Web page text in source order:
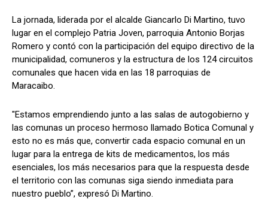
La jornada, liderada por el alcalde Giancarlo Di Martino, tuvo
lugar en el complejo Patria Joven, parroquia Antonio Borjas
Romero y contó con la participación del equipo directivo de la
municipalidad, comuneros y la estructura de los 124 circuitos
comunales que hacen vida en las 18 parroquias de
Maracaibo.
"Estamos emprendiendo junto a las salas de autogobierno y
las comunas un proceso hermoso llamado Botica Comunal y
esto no es más que, convertir cada espacio comunal en un
lugar para la entrega de kits de medicamentos, los más
esenciales, los más necesarios para que la respuesta desde
el territorio con las comunas siga siendo inmediata para
nuestro pueblo”, expresó Di Martino.